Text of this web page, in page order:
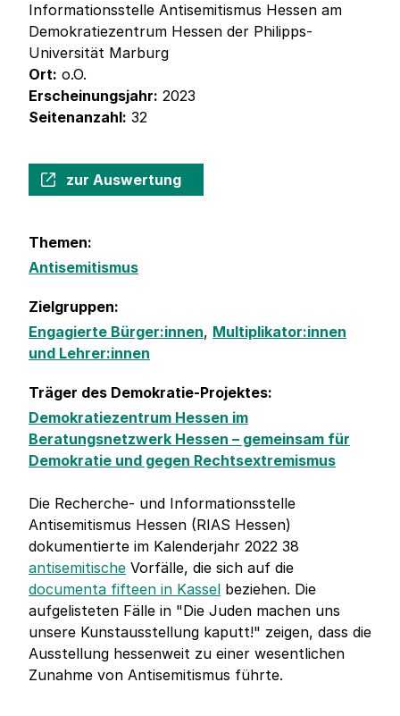
Informationsstelle Antisemitismus Hessen am
Demokratiezentrum Hessen der Philipps-
Universität Marburg
Ort: o.O.
Erscheinungsjahr: 2023
Seitenanzahl: 32
zur Auswertung
Themen:
Antisemitismus
Zielgruppen:
Engagierte Bürger:innen, Multiplikator:innen
und Lehrer:innen
Träger des Demokratie-Projektes:
Demokratiezentrum Hessen im
Beratungsnetzwerk Hessen – gemeinsam für
Demokratie und gegen Rechtsextremismus
Die Recherche- und Informationsstelle
Antisemitismus Hessen (RIAS Hessen)
dokumentierte im Kalenderjahr 2022 38
antisemitische Vorfälle, die sich auf die
documenta fifteen in Kassel beziehen. Die
aufgelisteten Fälle in "Die Juden machen uns
unsere Kunstausstellung kaputt!" zeigen, dass die
Ausstellung hessenweit zu einer wesentlichen
Zunahme von Antisemitismus führte.